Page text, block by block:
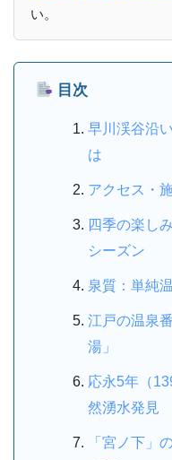
い。
目次
早川渓谷沿
は
アクセス・
四季の楽し
シーズン
泉質：単純
江戸の温泉
湯」
応永5年（
然湧水発見
「宮ノ下」